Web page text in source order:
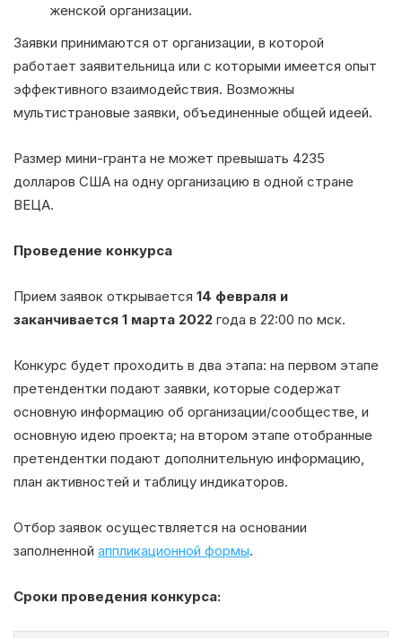
женской организации.
Заявки принимаются от организации, в которой
работает заявительница или с которыми имеется опыт
эффективного взаимодействия. Возможны
мультистрановые заявки, объединенные общей идеей.
Размер мини-гранта не может превышать 4235
долларов США на одну организацию в одной стране
ВЕЦА.
Проведение конкурса
Прием заявок открывается 14 февраля и
заканчивается 1 марта 2022 года в 22:00 по мск.
Конкурс будет проходить в два этапа: на первом этапе
претендентки подают заявки, которые содержат
основную информацию об организации/сообществе, и
основную идею проекта; на втором этапе отобранные
претендентки подают дополнительную информацию,
план активностей и таблицу индикаторов.
Отбор заявок осуществляется на основании
заполненной аппликационной формы.
Сроки проведения конкурса: